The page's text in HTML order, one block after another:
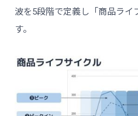
波を5段階で定義し「商品ライ
す。